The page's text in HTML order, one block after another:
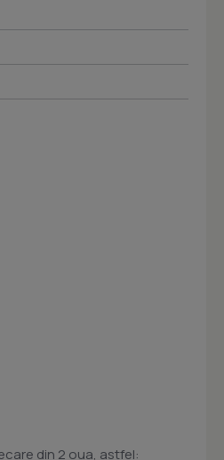
din 2 oua, astfel: